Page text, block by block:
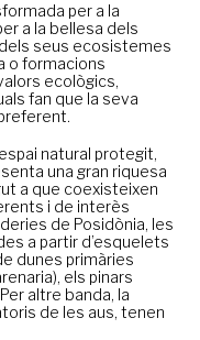
per a la
a la bellesa dels
seus ecosistemes
o formacions
ecològics,
fan que la seva
natural protegit,
una gran riquesa
a que coexisteixen
i de interès
de Posidònia, les
a partir d’esquelets
dunes primàries
els pinars
altre banda, la
de les aus, tenen